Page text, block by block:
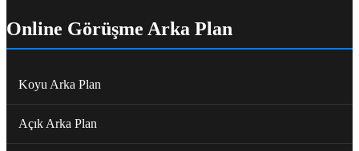
Online Görüşme Arka Plan
Koyu Arka Plan
Açık Arka Plan